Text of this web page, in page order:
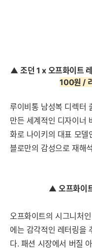
▲조던 1 x 오프화이트
100원 /
루이비통 남성복 디렉터
만든 세계적인 디자이너
화로 나이키의 대표 모
블로만의 감성으로 재해
▲오프화이
오프화이트의 시그니처
에는 감각적인 레터링을
다. 패션 시장에서 버질